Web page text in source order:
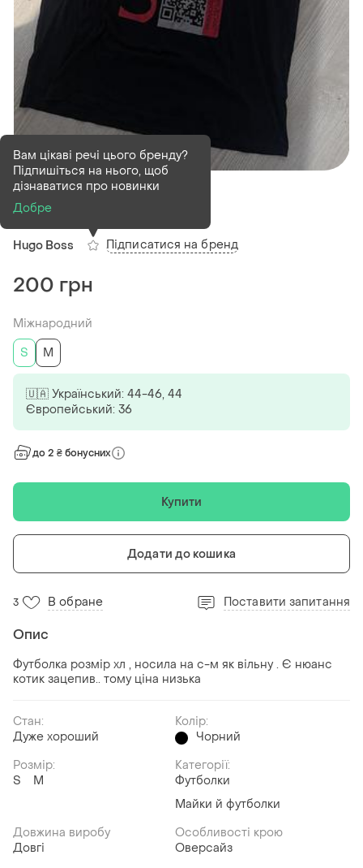
В наявності1 шт
Футболка hugo
Hugo Boss
Вам цікаві речі цього бренду?
Підпишіться на нього, щоб
дізнаватися про новинки
Добре
Підписатися на бренд
200 грн
Міжнародний
S
M
🇺🇦 Український: 44-46, 44
Європейський: 36
до 2 ₴ бонусних
Купити
Додати до кошика
3 В обране Поставити запитання
Опис
Футболка розмір хл , носила на с-м як вільну . Є нюанс
котик зацепив.. тому ціна низька
Стан:
Дуже хороший
Колір:
Чорний
Розмір:
S
M
Категорії:
Футболки
Майки й футболки
Довжина виробу
Довгі
Особливості крою
Оверсайз